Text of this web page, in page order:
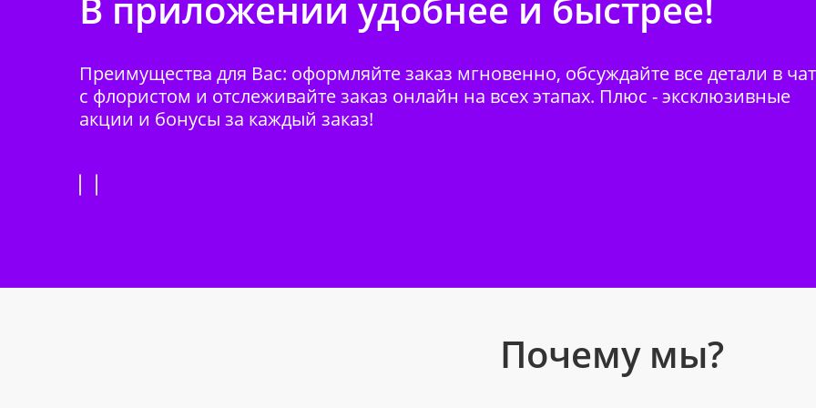
Преимущества для Вас: оформляйте заказ мгновенно, обсуждайте все детали в
с флористом и отслеживайте заказ онлайн на всех этапах. Плюс - эксклюзивные
акции и бонусы за каждый заказ!
Почему мы?